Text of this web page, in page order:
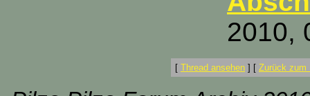
2010,
[ Thread ansehen ] [ Zurück zum